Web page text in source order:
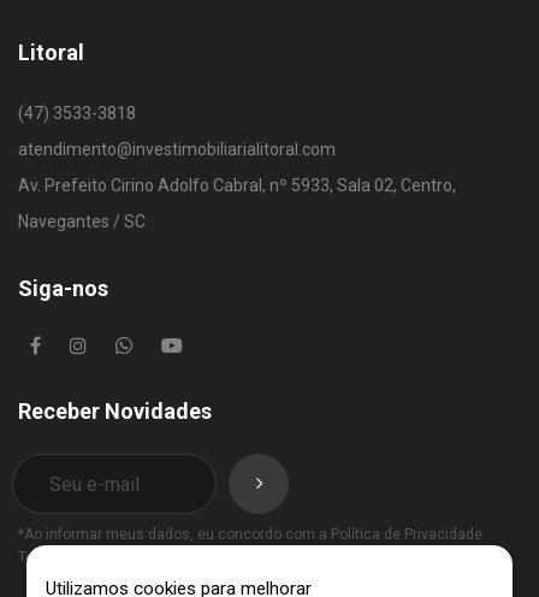
Litoral
(47) 3533-3818
atendimento@investimobiliarialitoral.com
Av. Prefeito Cirino Adolfo Cabral, nº 5933, Sala 02, Centro,
Navegantes / SC
Siga-nos
Receber Novidades
*Ao informar meus dados, eu concordo com a Política de Privacidade
Termos de Uso
Utilizamos cookies para melhorar